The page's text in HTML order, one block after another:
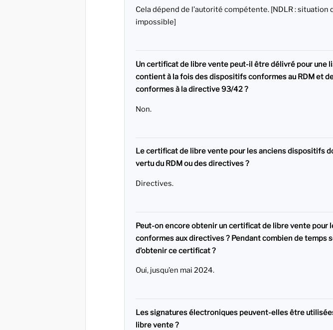
Cela dépend de l’autorité compétente. [NDLR : situation
impossible]
Un certificat de libre vente peut-il être délivré pour une
contient à la fois des dispositifs conformes au RDM et
conformes à la directive 93/42 ?
Non.
Le certificat de libre vente pour les anciens dispositifs
vertu du RDM ou des directives ?
Directives.
Peut-on encore obtenir un certificat de libre vente pour
conformes aux directives ? Pendant combien de temps
d’obtenir ce certificat ?
Oui, jusqu’en mai 2024.
Les signatures électroniques peuvent-elles être
libre vente ?